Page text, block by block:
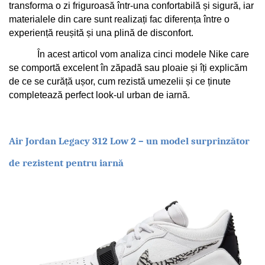
transforma o zi friguroasă într-una confortabilă și sigură, iar
materialele din care sunt realizați fac diferența între o
experiență reușită și una plină de disconfort.
În acest articol vom analiza cinci modele Nike care
se comportă excelent în zăpadă sau ploaie și îți explicăm
de ce se curăță ușor, cum rezistă umezelii și ce ținute
completează perfect look-ul urban de iarnă.
Air Jordan Legacy 312 Low 2 – un model surprinzător
de rezistent pentru iarnă